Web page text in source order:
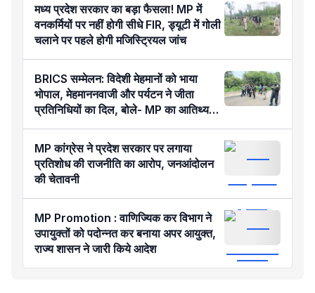
मध्य प्रदेश सरकार का बड़ा फैसला! MP में
वनकर्मियों पर नहीं होगी सीधे FIR, ड्यूटी में गोली
चलाने पर पहले होगी मजिस्ट्रियल जांच
BRICS सम्मेलन: विदेशी मेहमानों को भाया
भोपाल, मेहमाननवाजी और पर्यटन ने जीता
प्रतिनिधियों का दिल, बोले- MP का आतिथ्य
हमेशा रहेगा याद
MP कांग्रेस ने प्रदेश सरकार पर लगाया
प्रतिशोध की राजनीति का आरोप, जनआंदोलन
की चेतावनी
MP Promotion : वाणिज्यिक कर विभाग ने
उपायुक्तों को पदोन्नत कर बनाया अपर आयुक्त,
राज्य शासन ने जारी किये आदेश